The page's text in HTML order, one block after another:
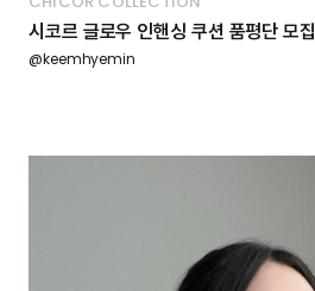
시코르 글로우 인핸싱 쿠션 품평단 모집
@keemhyemin